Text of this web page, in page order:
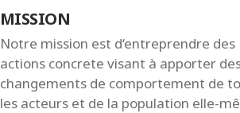
MISSION
Notre mission est d‘entreprendre des
actions concrete visant à apporter
changements de comportement de
les acteurs et de la population elle-